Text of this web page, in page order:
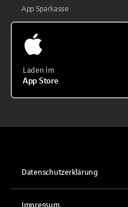
App Sparkasse
Laden im
App Store
Datenschutzerklärung
Impressum